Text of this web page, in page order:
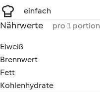
einfach
Nährwerte pro 1 portion
Eiweiß
Brennwert
Fett
Kohlenhydrate